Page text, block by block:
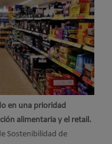
en una prioridad
alimentaria y el retail.
Sostenibilidad de